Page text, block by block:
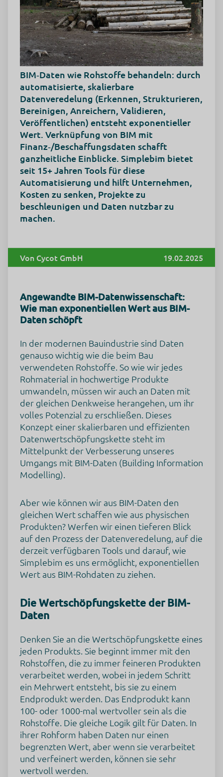
BIM‑Daten wie Rohstoffe behandeln: durch
automatisierte, skalierbare
Datenveredelung (Erkennen, Strukturieren,
Bereinigen, Anreichern, Validieren,
Veröffentlichen) entsteht exponentieller
Wert. Verknüpfung von BIM mit
Finanz‑/Beschaffungsdaten schafft
ganzheitliche Einblicke. Simplebim bietet
seit 15+ Jahren Tools für diese
Automatisierung und hilft Unternehmen,
Kosten zu senken, Projekte zu
beschleunigen und Daten nutzbar zu
machen.
Von Cycot GmbH 19.02.2025
Angewandte BIM-Datenwissenschaft:
Wie man exponentiellen Wert aus BIM-
Daten schöpft
In der modernen Bauindustrie sind Daten
genauso wichtig wie die beim Bau
verwendeten Rohstoffe. So wie wir jedes
Rohmaterial in hochwertige Produkte
umwandeln, müssen wir auch an Daten mit
der gleichen Denkweise herangehen, um ihr
volles Potenzial zu erschließen. Dieses
Konzept einer skalierbaren und effizienten
Datenwertschöpfungskette steht im
Mittelpunkt der Verbesserung unseres
Umgangs mit BIM-Daten (Building Information
Modelling).
Aber wie können wir aus BIM-Daten den
gleichen Wert schaffen wie aus physischen
Produkten? Werfen wir einen tieferen Blick
auf den Prozess der Datenveredelung, auf die
derzeit verfügbaren Tools und darauf, wie
Simplebim es uns ermöglicht, exponentiellen
Wert aus BIM-Rohdaten zu ziehen.
Die Wertschöpfungskette der BIM-
Daten
Denken Sie an die Wertschöpfungskette eines
jeden Produkts. Sie beginnt immer mit den
Rohstoffen, die zu immer feineren Produkten
verarbeitet werden, wobei in jedem Schritt
ein Mehrwert entsteht, bis sie zu einem
Endprodukt werden. Das Endprodukt kann
100- oder 1000-mal wertvoller sein als die
Rohstoffe. Die gleiche Logik gilt für Daten. In
ihrer Rohform haben Daten nur einen
begrenzten Wert, aber wenn sie verarbeitet
und verfeinert werden, können sie sehr
wertvoll werden.